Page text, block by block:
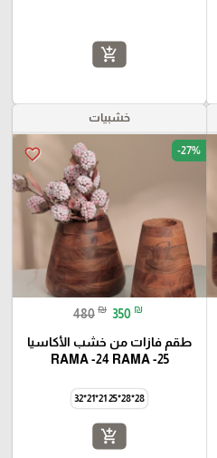
add_shopping_cart
خشبيات
favorite_border -27%
480 ₪ 350 ₪
طقم فازات من خشب الأكاسيا
RAMA -24 RAMA -25
28*28*25 21*21*32
add_shopping_cart